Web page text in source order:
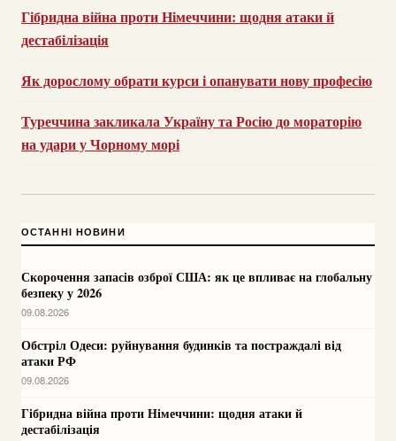
Гібридна війна проти Німеччини: щодня атаки й
дестабілізація
Як дорослому обрати курси і опанувати нову професію
Туреччина закликала Україну та Росію до мораторію
на удари у Чорному морі
ОСТАННІ НОВИНИ
Скорочення запасів озброї США: як це впливає на глобальну
безпеку у 2026
09.08.2026
Обстріл Одеси: руйнування будинків та постраждалі від
атаки РФ
09.08.2026
Гібридна війна проти Німеччини: щодня атаки й
дестабілізація